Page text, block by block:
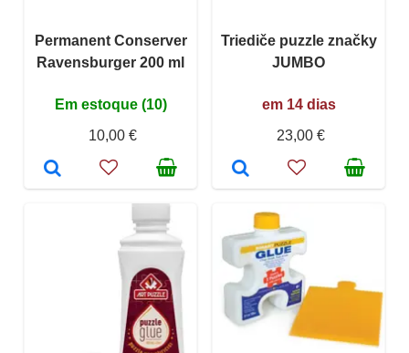
Permanent Conserver
Ravensburger 200 ml
Em estoque (10)
10,00 €
Triediče puzzle značky
JUMBO
em 14 dias
23,00 €